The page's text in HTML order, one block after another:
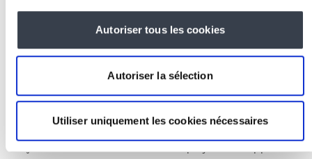
Autoriser tous les cookies
Autoriser la sélection
Utiliser uniquement les cookies nécessaires
personnalisé pour les fonctions Lambda.
: langage idéal pour le serverless grâce à
légèreté et son temps de démarrage rapide.
invocations de fonctions.
Conclusion
Le serverless représente une évolution majeure dans la
façon dont nous concevons et déployons les